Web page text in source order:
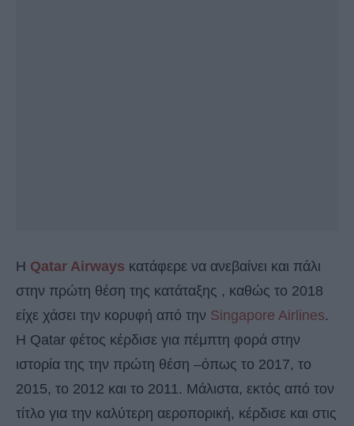
Η Qatar Airways κατάφερε να ανεβαίνει και πάλι
στην πρώτη θέση της κατάταξης , καθώς το 2018
είχε χάσει την κορυφή από την Singapore Airlines.
Η Qatar φέτος κέρδισε για πέμπτη φορά στην
ιστορία της την πρώτη θέση –όπως το 2017, το
2015, το 2012 και το 2011. Μάλιστα, εκτός από τον
τίτλο για την καλύτερη αεροπορική, κέρδισε και στις